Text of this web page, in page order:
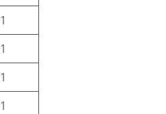
1
1
1
1